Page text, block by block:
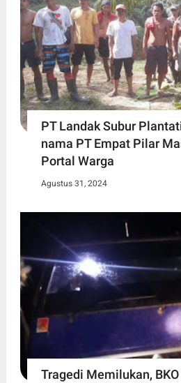
PT Landak Subur
nama PT Empat Pilar
Portal Warga
Agustus 31, 2024
Tragedi Memilukan,